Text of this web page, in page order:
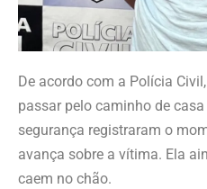
De acordo com a Polícia
passar pelo caminho de
segurança registraram o
avança sobre a vítima. Ela
caem no chão.